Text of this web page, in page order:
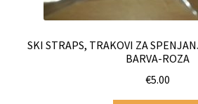
SKI STRAPS, TRAKOVI ZA
BARVA-ROZA
€5.00